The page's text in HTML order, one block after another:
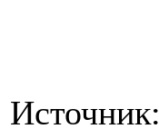
Источник: